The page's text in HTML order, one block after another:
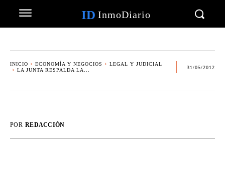
ID InmoDiario
INICIO ECONOMÍA Y NEGOCIOS
LEGAL Y JUDICIAL
LA JUNTA RESPALDA LA...
31/05/2012
POR REDACCIÓN